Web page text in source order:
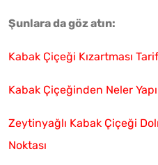
Şunlara da göz atın:
Kabak Çiçeği Kızartması
Kabak Çiçeğinden Neler
Zeytinyağlı Kabak Çiçeği
Noktası